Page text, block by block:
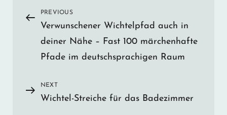
Beitrags-
Navigation
Previous
Post
PREVIOUS
Verwunschener Wichtelpfad auch in
deiner Nähe – Fast 100 märchenhafte
Pfade im deutschsprachigen Raum
Next
Post
NEXT
Wichtel-Streiche für das Badezimmer